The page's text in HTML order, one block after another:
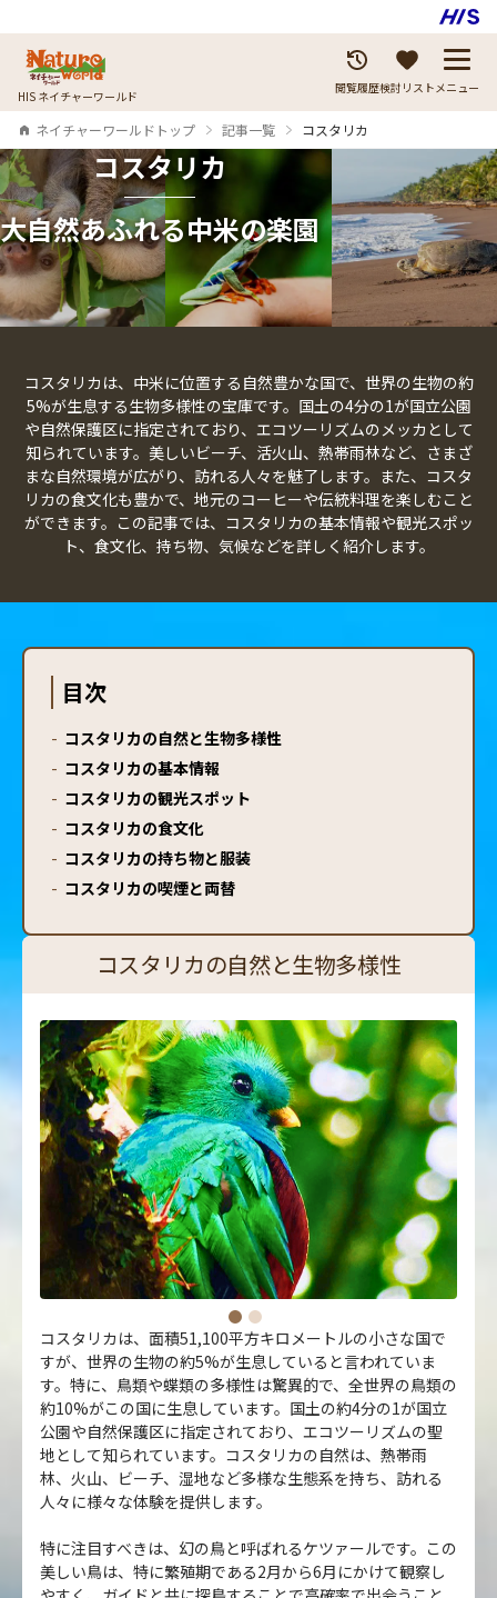
HIS ネイチャーワールド 閲覧履歴検討リストメニュー
ネイチャーワールドトップ 記事一覧 コスタリカ
コスタリカ
大自然あふれる中米の楽園
コスタリカは、中米に位置する自然豊かな国で、世界の生物の約
5%が生息する生物多様性の宝庫です。国土の4分の1が国立公園
や自然保護区に指定されており、エコツーリズムのメッカとして
知られています。美しいビーチ、活火山、熱帯雨林など、さまざ
まな自然環境が広がり、訪れる人々を魅了します。また、コスタ
リカの食文化も豊かで、地元のコーヒーや伝統料理を楽しむこと
ができます。この記事では、コスタリカの基本情報や観光スポッ
ト、食文化、持ち物、気候などを詳しく紹介します。
目次
- コスタリカの自然と生物多様性
- コスタリカの基本情報
- コスタリカの観光スポット
- コスタリカの食文化
- コスタリカの持ち物と服装
- コスタリカの喫煙と両替
コスタリカの自然と生物多様性
コスタリカは、面積51,100平方キロメートルの小さな国で
すが、世界の生物の約5%が生息していると言われていま
す。特に、鳥類や蝶類の多様性は驚異的で、全世界の鳥類の
約10%がこの国に生息しています。国土の約4分の1が国立
公園や自然保護区に指定されており、エコツーリズムの聖
地として知られています。コスタリカの自然は、熱帯雨
林、火山、ビーチ、湿地など多様な生態系を持ち、訪れる
人々に様々な体験を提供します。
特に注目すべきは、幻の鳥と呼ばれるケツァールです。この
美しい鳥は、特に繁殖期である2月から6月にかけて観察し